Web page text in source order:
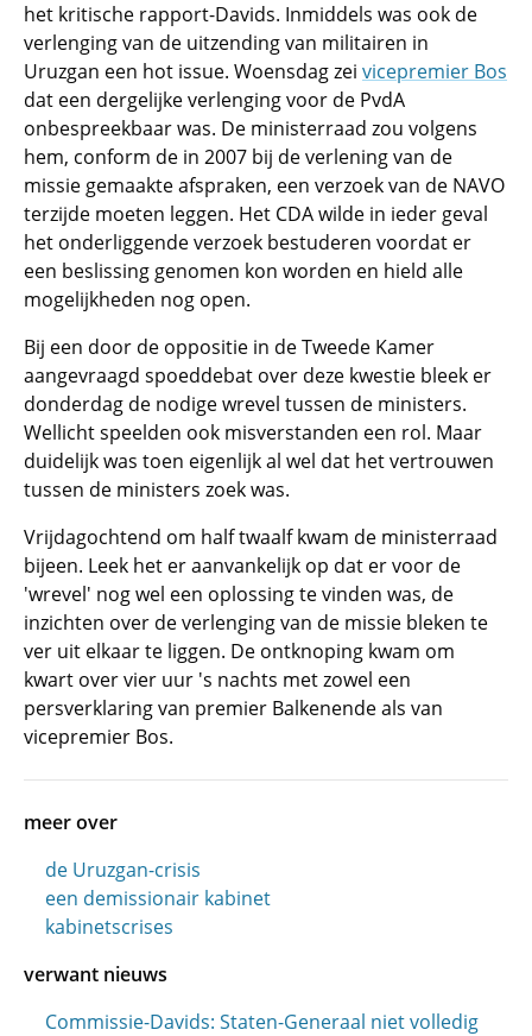
het kritische rapport-Davids. Inmiddels was ook de
verlenging van de uitzending van militairen in
Uruzgan een hot issue. Woensdag zei vicepremier Bos
dat een dergelijke verlenging voor de PvdA
onbespreekbaar was. De ministerraad zou volgens
hem, conform de in 2007 bij de verlening van de
missie gemaakte afspraken, een verzoek van de NAVO
terzijde moeten leggen. Het CDA wilde in ieder geval
het onderliggende verzoek bestuderen voordat er
een beslissing genomen kon worden en hield alle
mogelijkheden nog open.
Bij een door de oppositie in de Tweede Kamer
aangevraagd spoeddebat over deze kwestie bleek er
donderdag de nodige wrevel tussen de ministers.
Wellicht speelden ook misverstanden een rol. Maar
duidelijk was toen eigenlijk al wel dat het vertrouwen
tussen de ministers zoek was.
Vrijdagochtend om half twaalf kwam de ministerraad
bijeen. Leek het er aanvankelijk op dat er voor de
'wrevel' nog wel een oplossing te vinden was, de
inzichten over de verlenging van de missie bleken te
ver uit elkaar te liggen. De ontknoping kwam om
kwart over vier uur 's nachts met zowel een
persverklaring van premier Balkenende als van
vicepremier Bos.
meer over
de Uruzgan-crisis
een demissionair kabinet
kabinetscrises
verwant nieuws
Commissie-Davids: Staten-Generaal niet volledig